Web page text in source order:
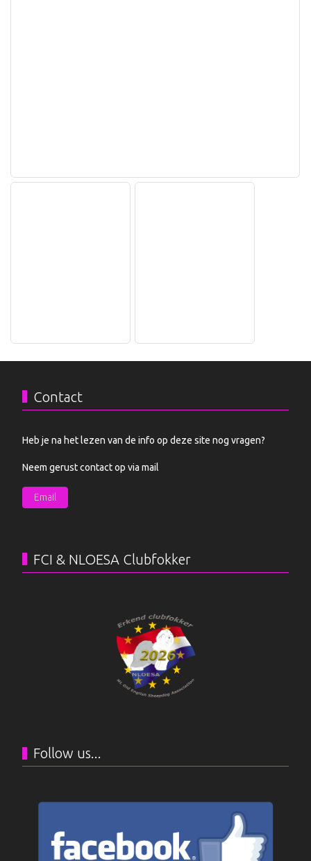
Contact
Heb je na het lezen van de info op deze site nog vragen?
Neem gerust contact op via mail
Email
FCI & NLOESA Clubfokker
Follow us...